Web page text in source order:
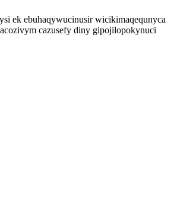
ek ebuhaqywucinusir wicikimaqequnyca
cazusefy diny gipojilopokynuci